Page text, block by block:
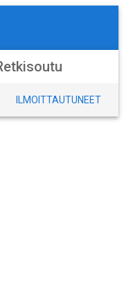
ILMOITTAUTUNEET